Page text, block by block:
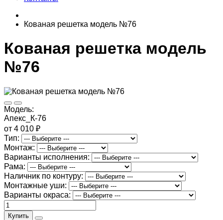
Кованая решетка модель №76
Кованая решетка модель
№76
Модель:
Апекс_К-76
от 4 010 ₽
Тип:
Монтаж:
Варианты исполнения:
Рама:
Наличник по контуру:
Монтажные уши:
Варианты окраса:
Купить